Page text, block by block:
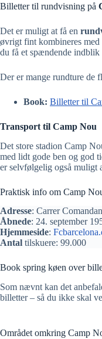
Billetter til rundvisning på
Det er muligt at få en
øvrigt fint kombineres med
du få et spændende indblik
Der er mange rundture de
Book: Billetter til
Transport til Camp Nou
Det store stadion Camp
med lidt gode ben og god
er selvfølgelig også muligt
Praktisk info om Camp
Adresse: Carrer
Åbnede: 24. september
Hjemmeside:
Antal tilskuere: 99.000
Book spring køen over
Som nævnt kan det
billetter – så du ikke skal
Området omkring Camp